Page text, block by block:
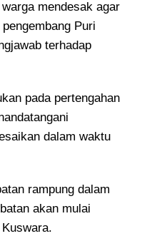
mendesak agar
Puri
terhadap
pada pertengahan
dalam waktu
rampung dalam
akan mulai